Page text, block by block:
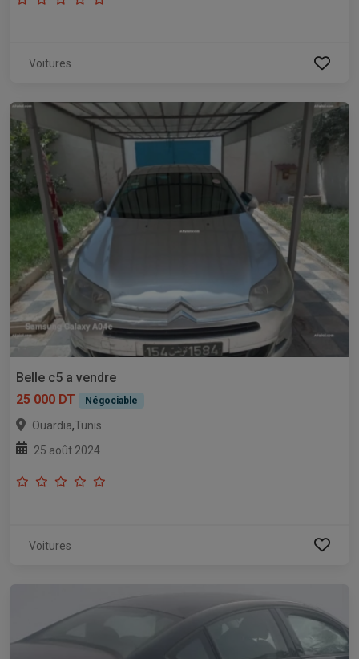
Voitures
Belle c5 a vendre
25 000 DT
Négociable
Ouardia,Tunis
25 août 2024
Voitures